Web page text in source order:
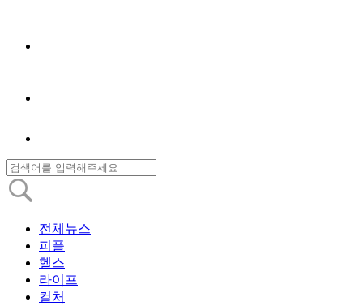
전체뉴스
피플
헬스
라이프
컬처